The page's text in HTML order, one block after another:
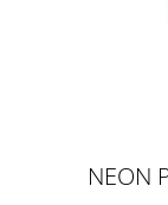
NEON